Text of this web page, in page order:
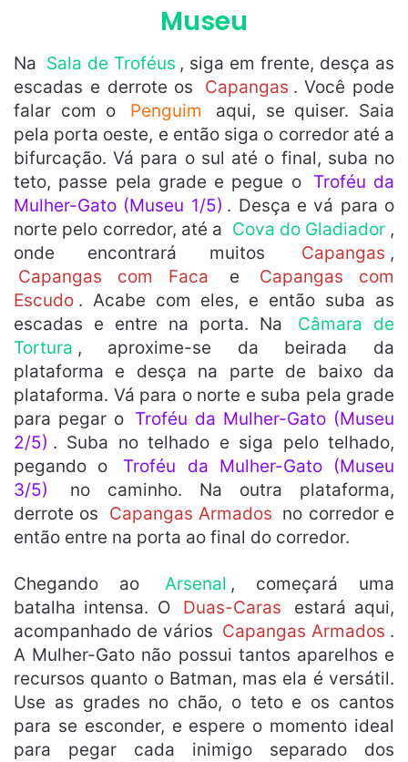
Museu
Na Sala de Troféus , siga em frente, desça as
escadas e derrote os
Capangas . Você pode
falar com o
Penguim
aqui, se quiser. Saia
pela porta oeste, e então siga o corredor até a
bifurcação. Vá para o sul até o final, suba no
teto, passe pela grade e pegue o
Troféu da
Mulher-Gato (Museu 1/5) . Desça e vá para o
norte pelo corredor, até a Cova do Gladiador ,
onde encontrará muitos
Capangas ,
Capangas com Faca
e
Capangas com
Escudo . Acabe com eles, e então suba as
escadas e entre na porta. Na
Câmara de
Tortura , aproxime-se da beirada da
plataforma e desça na parte de baixo da
plataforma. Vá para o norte e suba pela grade
para pegar o Troféu da Mulher-Gato (Museu
2/5) . Suba no telhado e siga pelo telhado,
pegando o
Troféu da Mulher-Gato (Museu
3/5)
no caminho. Na outra plataforma,
derrote os
Capangas Armados no corredor e
então entre na porta ao final do corredor.
Chegando ao Arsenal , começará uma
batalha intensa. O
Duas-Caras
estará aqui,
acompanhado de vários Capangas Armados .
A Mulher-Gato não possui tantos aparelhos e
recursos quanto o Batman, mas ela é versátil.
Use as grades no chão, o teto e os cantos
para se esconder, e espere o momento ideal
para pegar cada inimigo separado dos